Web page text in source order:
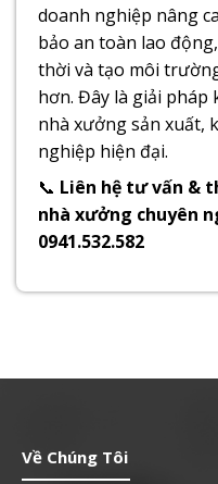
doanh nghiệp nâng
bảo an toàn lao
thời và tạo môi
hơn. Đây là giải
nhà xưởng sản xuất,
nghiệp hiện đại.
📞 Liên hệ tư vấn &
nhà xưởng chuyên
0941.532.582
Về Chúng Tôi